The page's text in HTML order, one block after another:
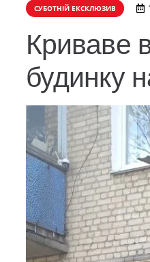
СУБОТНІЙ ЕКСКЛЮЗИВ
Криваве
будинку